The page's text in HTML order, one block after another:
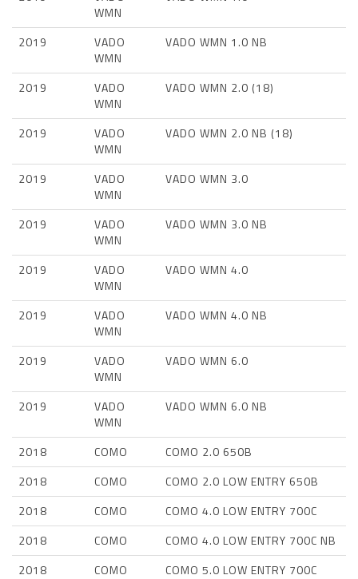
WMN
2019
VADO
WMN
VADO WMN 1.0 NB
2019
VADO
WMN
VADO WMN 2.0 (18)
2019
VADO
WMN
VADO WMN 2.0 NB (18)
2019
VADO
WMN
VADO WMN 3.0
2019
VADO
WMN
VADO WMN 3.0 NB
2019
VADO
WMN
VADO WMN 4.0
2019
VADO
WMN
VADO WMN 4.0 NB
2019
VADO
WMN
VADO WMN 6.0
2019
VADO
WMN
VADO WMN 6.0 NB
2018 COMO
COMO 2.0 650B
2018
COMO
COMO 2.0 LOW ENTRY 650B
2018
COMO
COMO 4.0 LOW ENTRY 700C
2018
COMO
COMO 4.0 LOW ENTRY 700C NB
2018
COMO
COMO 5.0 LOW ENTRY 700C